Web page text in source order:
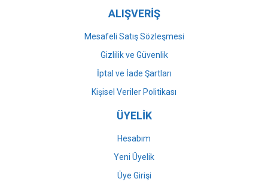
ALIŞVERİŞ
Mesafeli Satış Sözleşmesi
Gizlilik ve Güvenlik
İptal ve İade Şartları
Kişisel Veriler Politikası
ÜYELİK
Hesabım
Yeni Üyelik
Üye Girişi